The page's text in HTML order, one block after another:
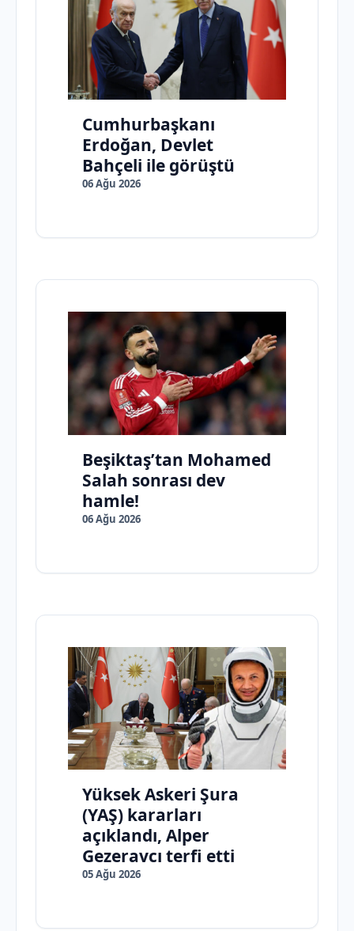
Cumhurbaşkanı
Erdoğan, Devlet
Bahçeli ile görüştü
06 Ağu 2026
Beşiktaş’tan Mohamed
Salah sonrası dev
hamle!
06 Ağu 2026
Yüksek Askeri Şura
(YAŞ) kararları
açıklandı, Alper
Gezeravcı terfi etti
05 Ağu 2026